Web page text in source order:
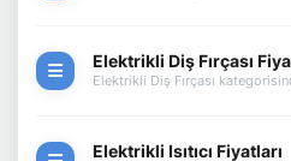
Elektrikli Diş Fırçası
Elektrikli Diş Fırçası
Elektrikli Isıtıcı Fiyatları